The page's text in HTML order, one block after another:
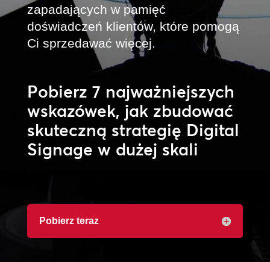
zapadających w pamięć
doświadczeń klientów, które pomogą
Ci sprzedawać więcej.
Pobierz 7 najważniejszych
wskazówek, jak zbudować
skuteczną strategię Digital
Signage w dużej skali
Pobierz teraz